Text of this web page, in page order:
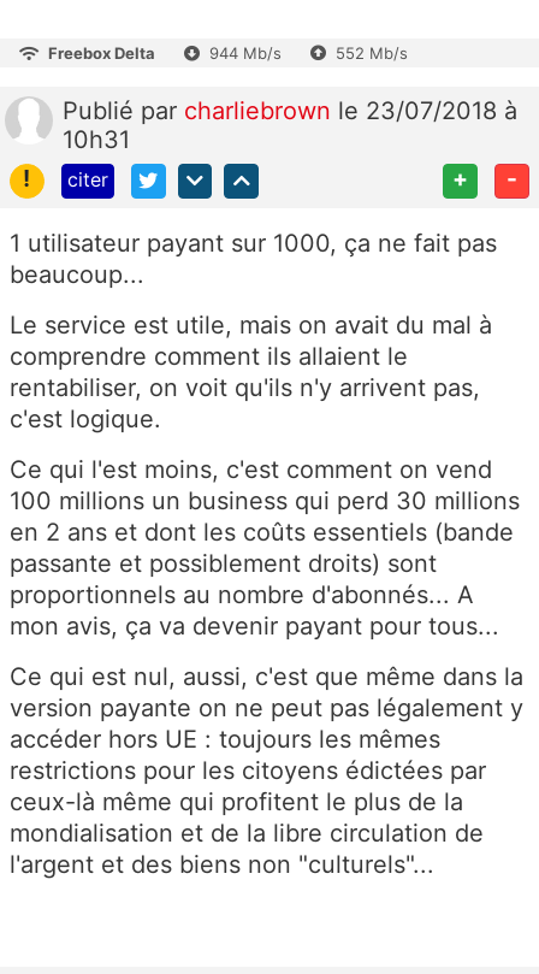
Freebox Delta 944 Mb/s 552 Mb/s
Publié par charliebrown le 23/07/2018 à
10h31
!
citer + -
1 utilisateur payant sur 1000, ça ne fait pas
beaucoup...
Le service est utile, mais on avait du mal à
comprendre comment ils allaient le
rentabiliser, on voit qu'ils n'y arrivent pas,
c'est logique.
Ce qui l'est moins, c'est comment on vend
100 millions un business qui perd 30 millions
en 2 ans et dont les coûts essentiels (bande
passante et possiblement droits) sont
proportionnels au nombre d'abonnés... A
mon avis, ça va devenir payant pour tous...
Ce qui est nul, aussi, c'est que même dans la
version payante on ne peut pas légalement y
accéder hors UE : toujours les mêmes
restrictions pour les citoyens édictées par
ceux-là même qui profitent le plus de la
mondialisation et de la libre circulation de
l'argent et des biens non "culturels"...